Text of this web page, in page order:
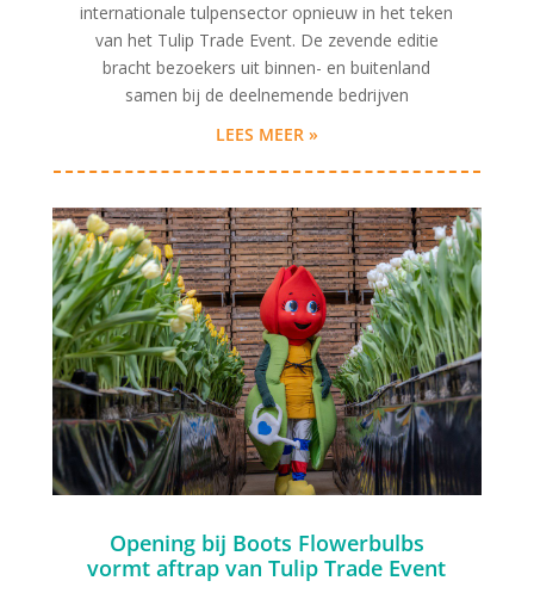
internationale tulpensector opnieuw in het teken
van het Tulip Trade Event. De zevende editie
bracht bezoekers uit binnen- en buitenland
samen bij de deelnemende bedrijven
LEES MEER »
Opening bij Boots Flowerbulbs
vormt aftrap van Tulip Trade Event